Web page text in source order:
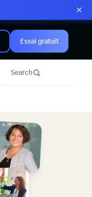
Essai gratuit
Search